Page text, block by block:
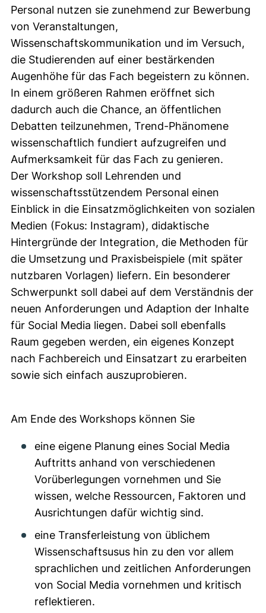
Personal nutzen sie zunehmend zur Bewerbung
von Veranstaltungen,
Wissenschaftskommunikation und im Versuch,
die Studierenden auf einer bestärkenden
Augenhöhe für das Fach begeistern zu können.
In einem größeren Rahmen eröffnet sich
dadurch auch die Chance, an öffentlichen
Debatten teilzunehmen, Trend-Phänomene
wissenschaftlich fundiert aufzugreifen und
Aufmerksamkeit für das Fach zu genieren.
Der Workshop soll Lehrenden und
wissenschaftsstützendem Personal einen
Einblick in die Einsatzmöglichkeiten von sozialen
Medien (Fokus: Instagram), didaktische
Hintergründe der Integration, die Methoden für
die Umsetzung und Praxisbeispiele (mit später
nutzbaren Vorlagen) liefern. Ein besonderer
Schwerpunkt soll dabei auf dem Verständnis der
neuen Anforderungen und Adaption der Inhalte
für Social Media liegen. Dabei soll ebenfalls
Raum gegeben werden, ein eigenes Konzept
nach Fachbereich und Einsatzart zu erarbeiten
sowie sich einfach auszuprobieren.
Am Ende des Workshops können Sie
eine eigene Planung eines Social Media
Auftritts anhand von verschiedenen
Vorüberlegungen vornehmen und Sie
wissen, welche Ressourcen, Faktoren und
Ausrichtungen dafür wichtig sind.
eine Transferleistung von üblichem
Wissenschaftsusus hin zu den vor allem
sprachlichen und zeitlichen Anforderungen
von Social Media vornehmen und kritisch
reflektieren.